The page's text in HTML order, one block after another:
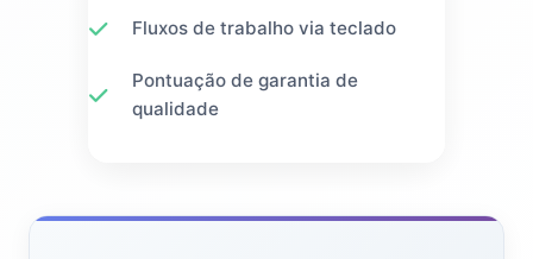
Fluxos de trabalho via teclado
Pontuação de garantia de
qualidade